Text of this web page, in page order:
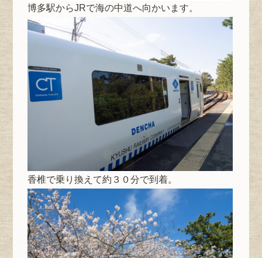
博多駅からJRで海の中道へ向かいます。
香椎で乗り換えて約３０分で到着。